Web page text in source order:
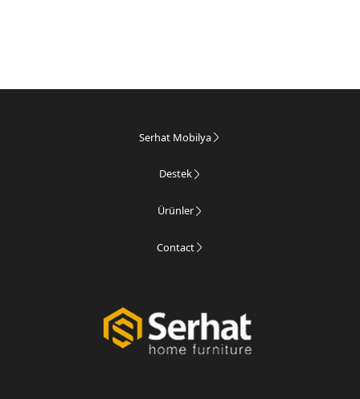
Serhat Mobilya
Destek
Ürünler
Contact